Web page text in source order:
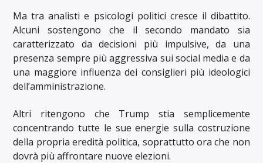
Ma tra analisti e psicologi politici cresce il dibattito.
Alcuni sostengono che il secondo mandato sia
caratterizzato da decisioni più impulsive, da una
presenza sempre più aggressiva sui social media e da
una maggiore influenza dei consiglieri più ideologici
dell’amministrazione.
Altri ritengono che Trump stia semplicemente
concentrando tutte le sue energie sulla costruzione
della propria eredità politica, soprattutto ora che non
dovrà più affrontare nuove elezioni.